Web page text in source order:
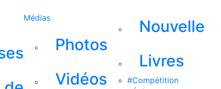
Médias
Photos
Vidéos
Nouvelle
Livres
#Compétition